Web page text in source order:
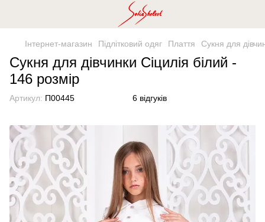
Інтернет-магазин Підлітковий одяг Плаття Сукня для
Сукня для дівчинки Сіцилія білий -
146 розмір
Артикул: П00445 6 відгуків